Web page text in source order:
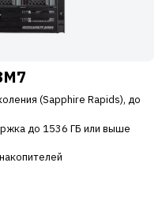
(Sapphire Rapids), до
до 1536 ГБ или выше